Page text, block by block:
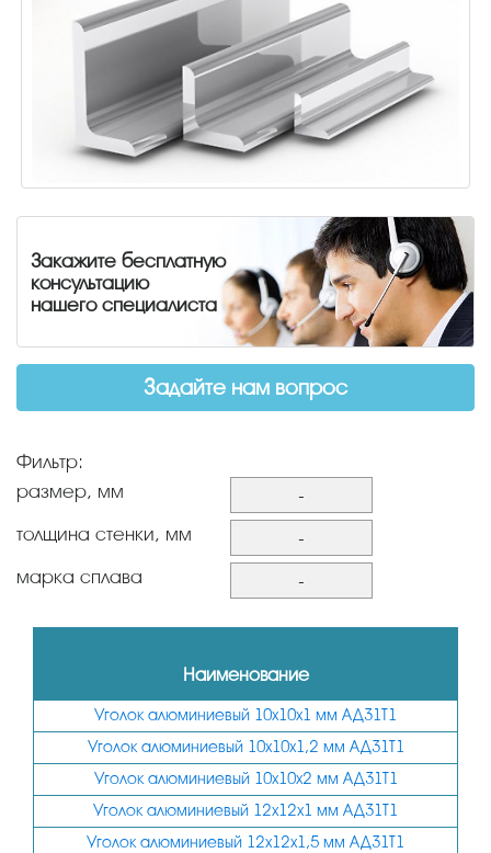
Закажите бесплатную
консультацию
нашего специалиста
Задайте нам вопрос
Фильтр:
размер, мм
-
12х12
20х10
20х20
25х10
25х15
25х25
толщина стенки, мм
-
1,8
2
2,5
3
4
марка сплава
-
Наименование
Уголок алюминиевый 10х10х1 мм АД31Т1
Уголок алюминиевый 10х10х1,2 мм АД31Т1
Уголок алюминиевый 10х10х2 мм АД31Т1
Уголок алюминиевый 12х12х1 мм АД31Т1
Уголок алюминиевый 12х12х1,5 мм АД31Т1